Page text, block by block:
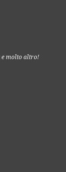
e molto altro!